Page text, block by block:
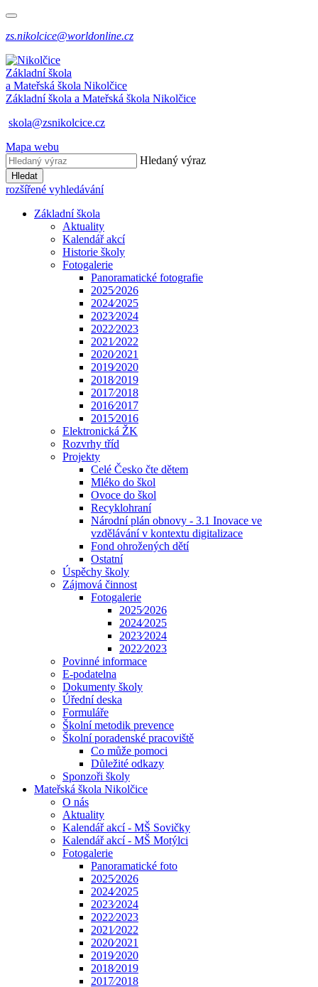
zs.nikolcice@worldonline.cz
Základní škola
a Mateřská škola Nikolčice
Základní škola a Mateřská škola Nikolčice
skola@zsnikolcice.cz
Mapa webu
Hledaný výraz
Hledat
rozšířené vyhledávání
Základní škola
Aktuality
Kalendář akcí
Historie školy
Fotogalerie
Panoramatické fotografie
2025⁄2026
2024⁄2025
2023⁄2024
2022⁄2023
2021⁄2022
2020⁄2021
2019⁄2020
2018⁄2019
2017⁄2018
2016⁄2017
2015⁄2016
Elektronická ŽK
Rozvrhy tříd
Projekty
Celé Česko čte dětem
Mléko do škol
Ovoce do škol
Recyklohraní
Národní plán obnovy - 3.1 Inovace ve
vzdělávání v kontextu digitalizace
Fond ohrožených dětí
Ostatní
Úspěchy školy
Zájmová činnost
Fotogalerie
2025⁄2026
2024⁄2025
2023⁄2024
2022⁄2023
Povinné informace
E-podatelna
Dokumenty školy
Úřední deska
Formuláře
Školní metodik prevence
Školní poradenské pracoviště
Co může pomoci
Důležité odkazy
Sponzoři školy
Mateřská škola Nikolčice
O nás
Aktuality
Kalendář akcí - MŠ Sovičky
Kalendář akcí - MŠ Motýlci
Fotogalerie
Panoramatické foto
2025⁄2026
2024⁄2025
2023⁄2024
2022⁄2023
2021⁄2022
2020⁄2021
2019⁄2020
2018⁄2019
2017⁄2018